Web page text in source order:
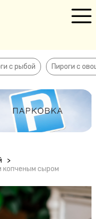
с рыбой Пироги с
>
копченым сыром